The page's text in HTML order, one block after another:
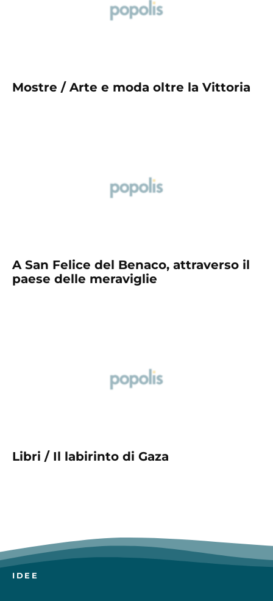
Mostre / Arte e moda oltre la Vittoria
A San Felice del Benaco, attraverso il
paese delle meraviglie
Libri / Il labirinto di Gaza
IDEE